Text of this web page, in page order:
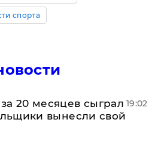
спорта
20 месяцев сыграл
вынесли свой
19:02